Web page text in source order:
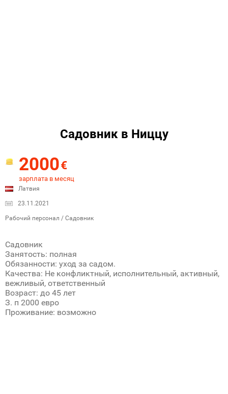
Садовник в Ниццу
2000€
зарплата в месяц
Латвия
23.11.2021
Рабочий персонал / Садовник
Садовник
Занятость: полная
Обязанности: уход за садом.
Качества: Не конфликтный, исполнительный, активный,
вежливый, ответственный
Возраст: до 45 лет
З. п 2000 евро
Проживание: возможно